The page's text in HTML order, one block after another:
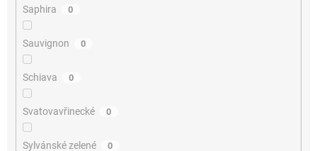
Saphira 0
Sauvignon 0
Schiava 0
Svatovavřinecké 0
Sylvánské zelené 0